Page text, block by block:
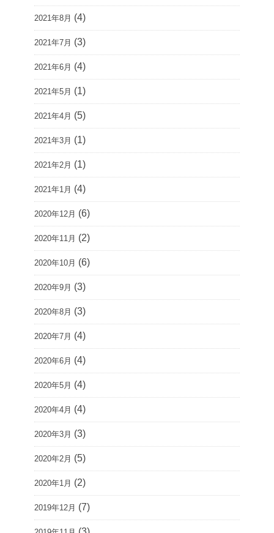
2021年8月 (4)
2021年7月 (3)
2021年6月 (4)
2021年5月 (1)
2021年4月 (5)
2021年3月 (1)
2021年2月 (1)
2021年1月 (4)
2020年12月 (6)
2020年11月 (2)
2020年10月 (6)
2020年9月 (3)
2020年8月 (3)
2020年7月 (4)
2020年6月 (4)
2020年5月 (4)
2020年4月 (4)
2020年3月 (3)
2020年2月 (5)
2020年1月 (2)
2019年12月 (7)